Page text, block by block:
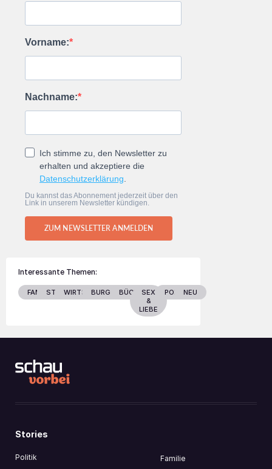
Vorname:
Nachname:
Ich stimme zu, den Newsletter zu
erhalten und akzeptiere die
Datenschutzerklärung.
Du kannst das Abonnement jederzeit über den
Link in unserem Newsletter kündigen.
ZUM NEWSLETTER ANMELDEN
Interessante Themen:
FAMILIESTARSWIRTSCHAFTBURGENLANDBÜCHERSEX
&
LIEBE
POLITIKNEU
Stories
Politik
Familie